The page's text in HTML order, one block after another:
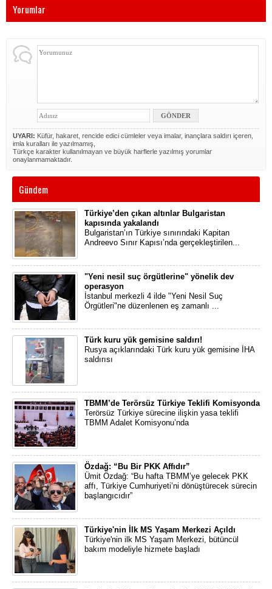
Yorumlar
UYARI: Küfür, hakaret, rencide edici cümleler veya imalar, inançlara saldırı içeren,
imla kuralları ile yazılmamış,
Türkçe karakter kullanılmayan ve büyük harflerle yazılmış yorumlar
onaylanmamaktadır.
Gündem
Türkiye’den çıkan altınlar Bulgaristan
kapısında yakalandı
Bulgaristan’ın Türkiye sınırındaki Kapitan
Andreevo Sınır Kapısı’nda gerçekleştirilen...
"Yeni nesil suç örgütlerine" yönelik dev
operasyon
İstanbul merkezli 4 ilde "Yeni Nesil Suç
Örgütleri"ne düzenlenen eş zamanlı ...
Türk kuru yük gemisine saldırı!
Rusya açıklarındaki Türk kuru yük gemisine İHA
saldırısı
TBMM’de Terörsüz Türkiye Teklifi Komisyonda
Terörsüz Türkiye sürecine ilişkin yasa teklifi
TBMM Adalet Komisyonu’nda
Özdağ: “Bu Bir PKK Affıdır”
Ümit Özdağ: “Bu hafta TBMM’ye gelecek PKK
affı, Türkiye Cumhuriyeti’ni dönüştürecek sürecin
başlangıcıdır”
Türkiye'nin İlk MS Yaşam Merkezi Açıldı
Türkiye'nin ilk MS Yaşam Merkezi, bütüncül
bakım modeliyle hizmete başladı